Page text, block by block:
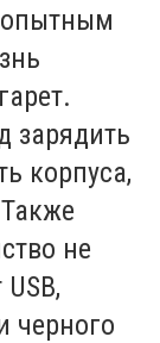
опытным
зарядить
корпуса,
не
черного